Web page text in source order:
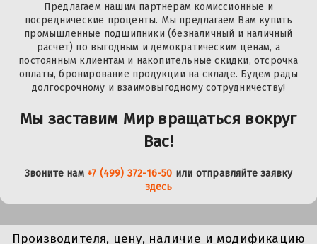
Предлагаем нашим партнерам комиссионные и
посреднические проценты. Мы предлагаем Вам купить
промышленные подшипники (безналичный и наличный
расчет) по выгодным и демократическим ценам, а
постоянным клиентам и накопительные скидки, отсрочка
оплаты, бронирование продукции на складе. Будем рады
долгосрочному и взаимовыгодному сотрудничеству!
Мы заставим Мир вращаться вокруг
Вас!
Звоните нам +7 (499) 372-16-50 или отправляйте заявку
здесь
Производителя, цену, наличие и модификацию